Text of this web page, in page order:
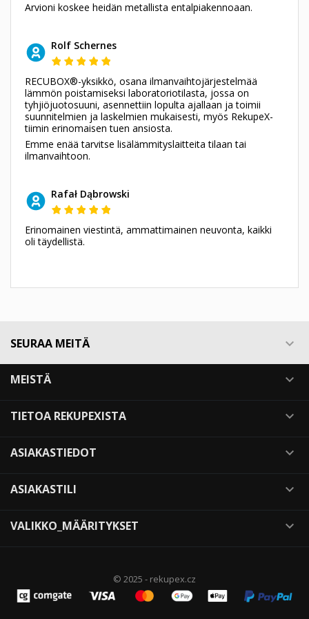
Arvioni koskee heidän metallista entalpiakennoaan.
Rolf Schernes
RECUBOX®-yksikkö, osana ilmanvaihtojärjestelmää
lämmön poistamiseksi laboratoriotilasta, jossa on
tyhjiöjuotosuuni, asennettiin lopulta ajallaan ja toimii
suunnitelmien ja laskelmien mukaisesti, myös RekupeX-
tiimin erinomaisen tuen ansiosta.
Emme enää tarvitse lisälämmityslaitteita tilaan tai
ilmanvaihtoon.
Rafał Dąbrowski
Erinomainen viestintä, ammattimainen neuvonta, kaikki
oli täydellistä.
SEURAA MEITÄ 
MEISTÄ 
TIETOA REKUPEXISTA 
ASIAKASTIEDOT 
ASIAKASTILI 
VALIKKO_MÄÄRITYKSET 
© 2025 - rekupex.cz